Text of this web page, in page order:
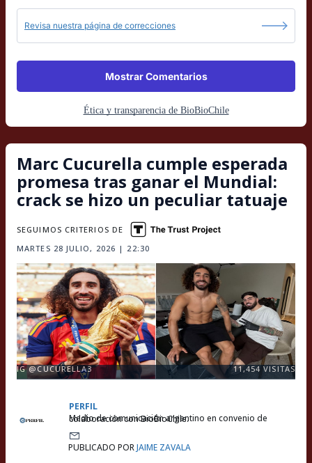
Revisa nuestra página de correcciones
Mostrar Comentarios
Ética y transparencia de BioBioChile
Marc Cucurella cumple esperada
promesa tras ganar el Mundial:
crack se hizo un peculiar tatuaje
MARTES 28 JULIO, 2026 | 22:30
SEGUIMOS CRITERIOS DE
IG @CUCURELLA3 11,454VISITAS
PERFIL
Medio de comunicación argentino en convenio de colaboración con BioBioChile.
PUBLICADO PORJAIME ZAVALA